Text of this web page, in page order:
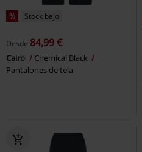
% Stock bajo
Desde 84,99 €
Cairo
Chemical Black
Pantalones de tela